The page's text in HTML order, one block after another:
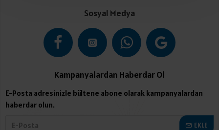
Sosyal Medya
Kampanyalardan Haberdar Ol
E-Posta adresinizle bültene abone olarak kampanyalardan
haberdar olun.
EKLE